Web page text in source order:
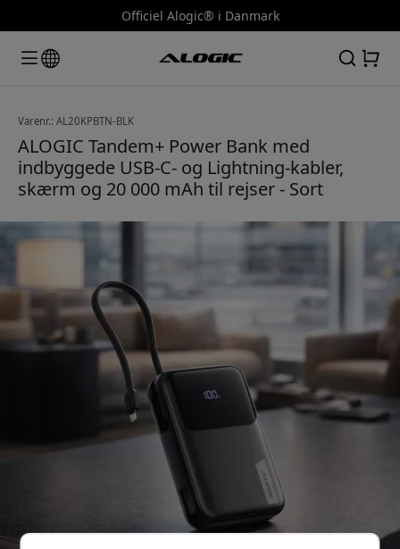
Officiel Alogic® i Danmark
Varenr.: AL20KPBTN-BLK
ALOGIC Tandem+ Power Bank med
indbyggede USB-C- og Lightning-kabler,
skærm og 20 000 mAh til rejser - Sort